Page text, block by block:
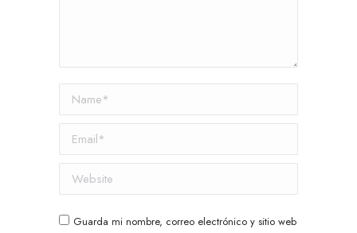
Name *
Email *
Website
Guarda mi nombre, correo electrónico y sitio web